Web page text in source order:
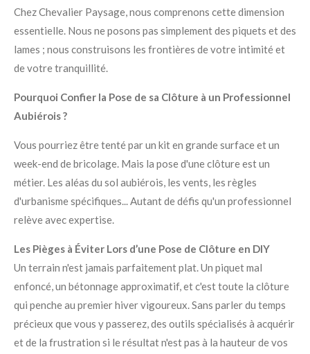
Chez Chevalier Paysage, nous comprenons cette dimension
essentielle. Nous ne posons pas simplement des piquets et des
lames ; nous construisons les frontières de votre intimité et
de votre tranquillité.
Pourquoi Confier la Pose de sa Clôture à un Professionnel
Aubiérois ?
Vous pourriez être tenté par un kit en grande surface et un
week-end de bricolage. Mais la pose d'une clôture est un
métier. Les aléas du sol aubiérois, les vents, les règles
d'urbanisme spécifiques... Autant de défis qu'un professionnel
relève avec expertise.
Les Pièges à Éviter Lors d’une Pose de Clôture en DIY
Un terrain n'est jamais parfaitement plat. Un piquet mal
enfoncé, un bétonnage approximatif, et c'est toute la clôture
qui penche au premier hiver vigoureux. Sans parler du temps
précieux que vous y passerez, des outils spécialisés à acquérir
et de la frustration si le résultat n'est pas à la hauteur de vos